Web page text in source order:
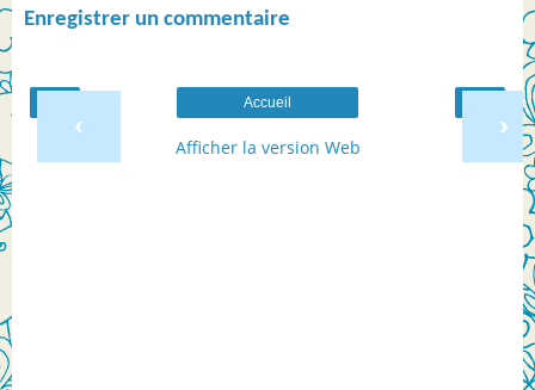
Enregistrer un commentaire
‹ ›
Accueil
Afficher la version Web